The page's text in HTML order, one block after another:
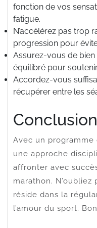
fonction de vos
fatigue.
N’accélérez pas trop
progression pour
Assurez-vous de
équilibré pour
Accordez-vous
récupérer entre les
Conclusion
Avec un programme
une approche
affronter avec
marathon.
réside dans la
l’amour du sport.